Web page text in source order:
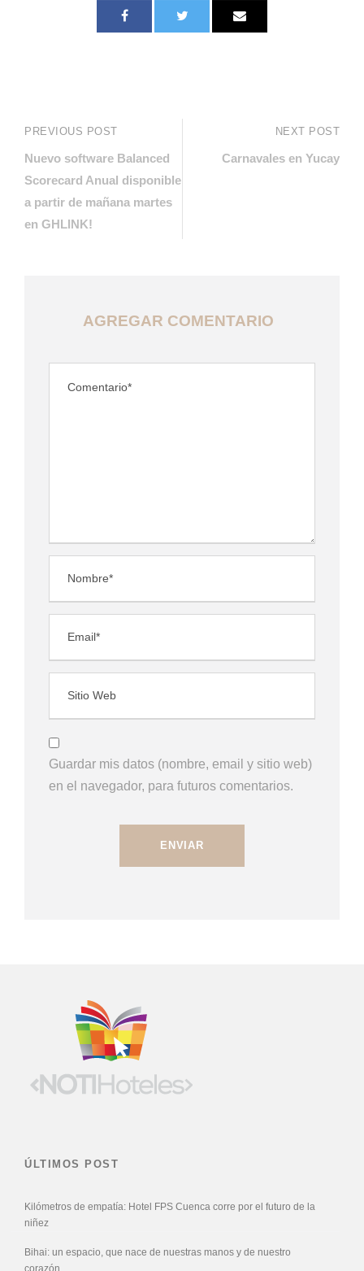
PREVIOUS POST
Nuevo software Balanced
Scorecard Anual disponible
a partir de mañana martes
en GHLINK!
NEXT POST
Carnavales en Yucay
AGREGAR COMENTARIO
Guardar mis datos (nombre, email y sitio web)
en el navegador, para futuros comentarios.
ÚLTIMOS POST
Kilómetros de empatía: Hotel FPS Cuenca corre por el futuro de la
niñez
Bihai: un espacio, que nace de nuestras manos y de nuestro
corazón